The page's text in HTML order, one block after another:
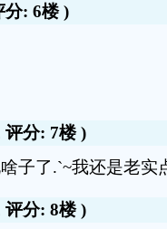
分: 6楼)
评分: 7楼)
子了.`~我还是老实
评分: 8楼)